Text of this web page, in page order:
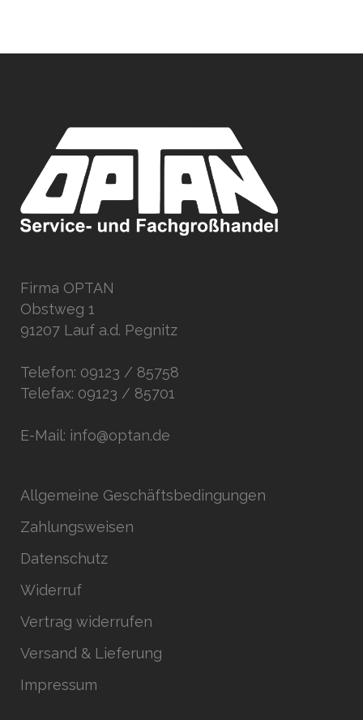
Firma OPTAN
Obstweg 1
91207 Lauf a.d. Pegnitz
Telefon: 09123 / 85758
Telefax: 09123 / 85701
E-Mail: info@optan.de
Allgemeine Geschäftsbedingungen
Zahlungsweisen
Datenschutz
Widerruf
Vertrag widerrufen
Versand & Lieferung
Impressum